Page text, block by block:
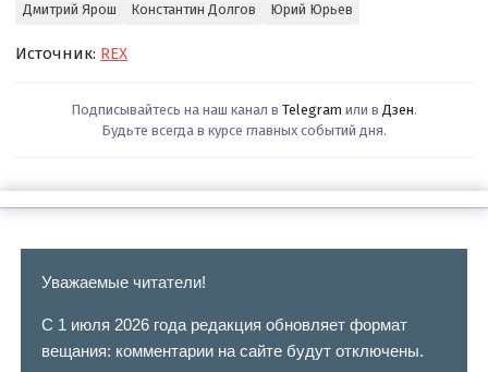
Дмитрий Ярош Константин Долгов Юрий Юрьев
Источник: REX
Подписывайтесь на наш канал в Telegram или в Дзен.
Будьте всегда в курсе главных событий дня.
Уважаемые читатели!
С 1 июля 2026 года редакция обновляет формат
вещания: комментарии на сайте будут отключены.